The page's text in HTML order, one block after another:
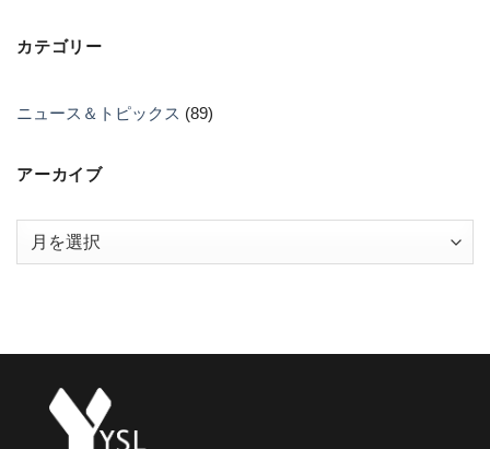
カテゴリー
ニュース＆トピックス (89)
アーカイブ
ー
ブ